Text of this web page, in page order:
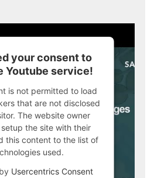
your consent to
Youtube service!
is not permitted to load
that are not disclosed
The website owner
the site with their
this content to the list of
used.
Usercentrics Consent